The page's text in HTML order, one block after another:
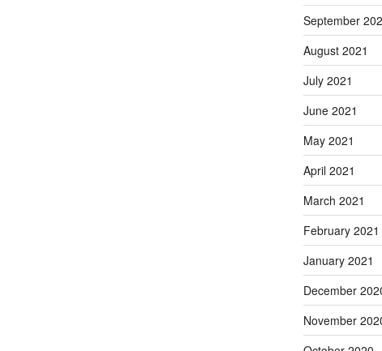
September
August 2021
July 2021
June 2021
May 2021
April 2021
March 2021
February 2021
January 2021
December
November